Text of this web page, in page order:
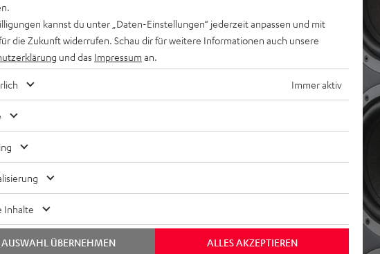
AirPlay 2, Napster, TuneIn,
geeignet für LP
und mehr möglich,
kannst du unter „Daten-Einstellungen“ jederzeit anpassen und mit
die Zukunft widerrufen. Schau dir für weitere Informationen auch unsere
und das Impressum an.
Immer aktiv
Inhalte
ALLES AKZEPTIEREN
AUSWAHL ÜBERNEHMEN